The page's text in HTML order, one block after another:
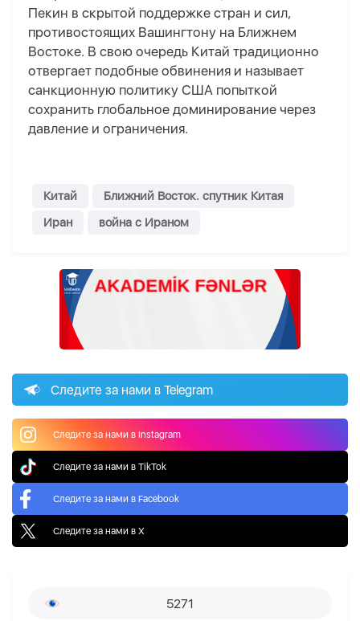
Пекин в скрытой поддержке стран и сил,
противостоящих Вашингтону на Ближнем
Востоке. В свою очередь Китай традиционно
отвергает подобные обвинения и называет
санкционную политику США попыткой
сохранить глобальное доминирование через
давление и ограничения.
Китай
Ближний Восток. спутник Китая
Иран
война с Ираном
Следите за нами в Telegram
Следите за нами в Instagram
Следите за нами в TikTok
Следите за нами в Facebook
Следите за нами в X
5271